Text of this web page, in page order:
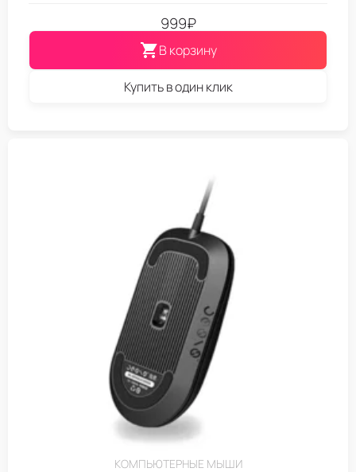
999₽
В корзину
Купить в один клик
КОМПЬЮТЕРНЫЕ МЫШИ